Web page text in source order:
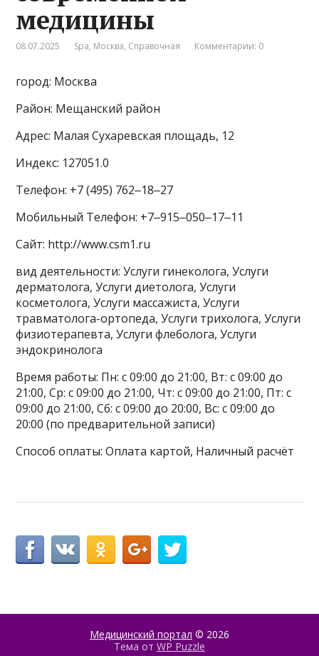
медицины
08.07.2025 Spa, Москва, Справочная Комментарии: 0
город: Москва
Район: Мещанский район
Адрес: Малая Сухаревская площадь, 12
Индекс: 127051.0
Телефон: +7 (495) 762‒18‒27
Мобильный Телефон: +7‒915‒050‒17‒11
Сайт: http://www.csm1.ru
вид деятельности: Услуги гинеколога, Услуги
дерматолога, Услуги диетолога, Услуги
косметолога, Услуги массажиста, Услуги
травматолога-ортопеда, Услуги трихолога, Услуги
физиотерапевта, Услуги флеболога, Услуги
эндокринолога
Время работы: Пн: с 09:00 до 21:00, Вт: с 09:00 до
21:00, Ср: с 09:00 до 21:00, Чт: с 09:00 до 21:00, Пт: с
09:00 до 21:00, Сб: с 09:00 до 20:00, Вс: с 09:00 до
20:00 (по предварительной записи)
Способ оплаты: Оплата картой, Наличный расчёт
Медицинский портал © 2026
Тема от WP Puzzle